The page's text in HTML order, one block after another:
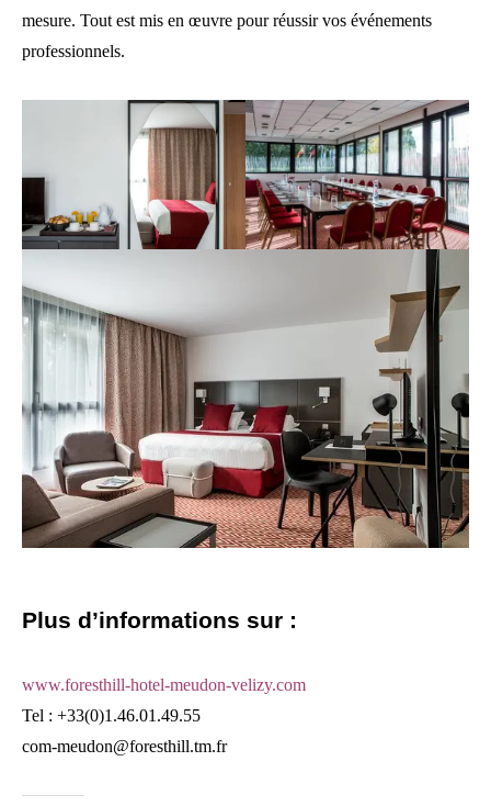
mesure. Tout est mis en œuvre pour réussir vos événements
professionnels.
Plus d’informations sur :
www.foresthill-hotel-meudon-velizy.com
Tel : +33(0)1.46.01.49.55
com-meudon@foresthill.tm.fr